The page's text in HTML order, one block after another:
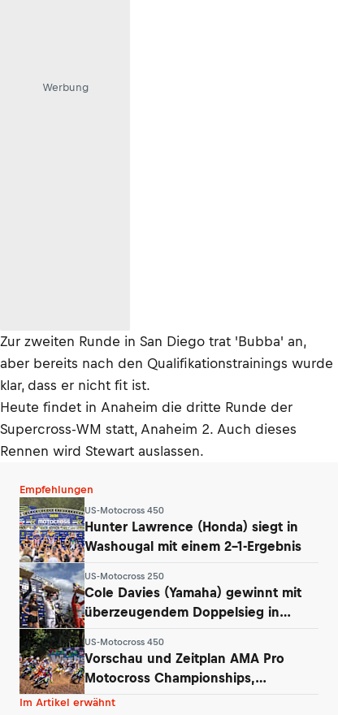
Werbung
Zur zweiten Runde in San Diego trat 'Bubba' an,
aber bereits nach den Qualifikationstrainings wurde
klar, dass er nicht fit ist.
Heute findet in Anaheim die dritte Runde der
Supercross-WM statt, Anaheim 2. Auch dieses
Rennen wird Stewart auslassen.
Empfehlungen
US-Motocross 450
Hunter Lawrence (Honda) siegt in
Washougal mit einem 2-1-Ergebnis
US-Motocross 250
Cole Davies (Yamaha) gewinnt mit
überzeugendem Doppelsieg in
US-Motocross 450
Vorschau und Zeitplan AMA Pro
Motocross Championships,
Washougal
Im Artikel erwähnt